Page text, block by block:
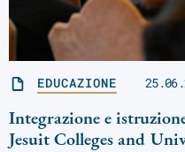
EDUCAZIONE
Integrazione e
Jesuit Colleges and